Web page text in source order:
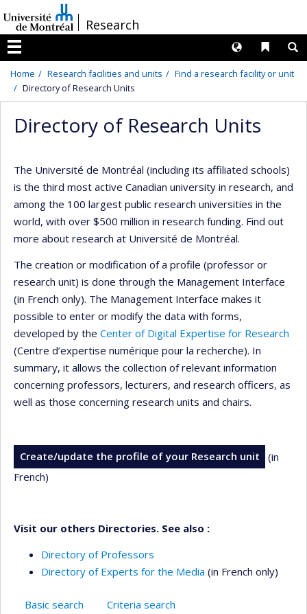
au
contenu
/Research
Menu
Liens
Langues
Home Research facilities and units
Find a research facility or unit
Directory of Research Units
Directory of Research Units
The Université de Montréal (including its affiliated schools)
is the third most active Canadian university in research, and
among the 100 largest public research universities in the
world, with over $500 million in research funding. Find out
more about research at Université de Montréal.
The creation or modification of a profile (professor or
research unit) is done through the Management Interface
(in French only). The Management Interface makes it
possible to enter or modify the data with forms,
developed by the Center of Digital Expertise for Research
(Centre d’expertise numérique pour la recherche). In
summary, it allows the collection of relevant information
concerning professors, lecturers, and research officers, as
well as those concerning research units and chairs.
Create/update the profile of your Research unit
(in
French)
Visit our others Directories. See also :
Directory of Professors
Directory of Experts for the Media (in French only)
Basic search Criteria search